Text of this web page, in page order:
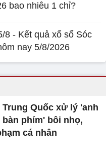
bao nhiêu 1 chỉ?
8 - Kết quả xổ số Sóc
nay 5/8/2026
Trung Quốc xử lý 'anh
bàn phím' bôi nhọ,
cá nhân